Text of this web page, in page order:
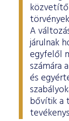
ESG
A
járulnak
egyfelől
számára
és
bővítik a